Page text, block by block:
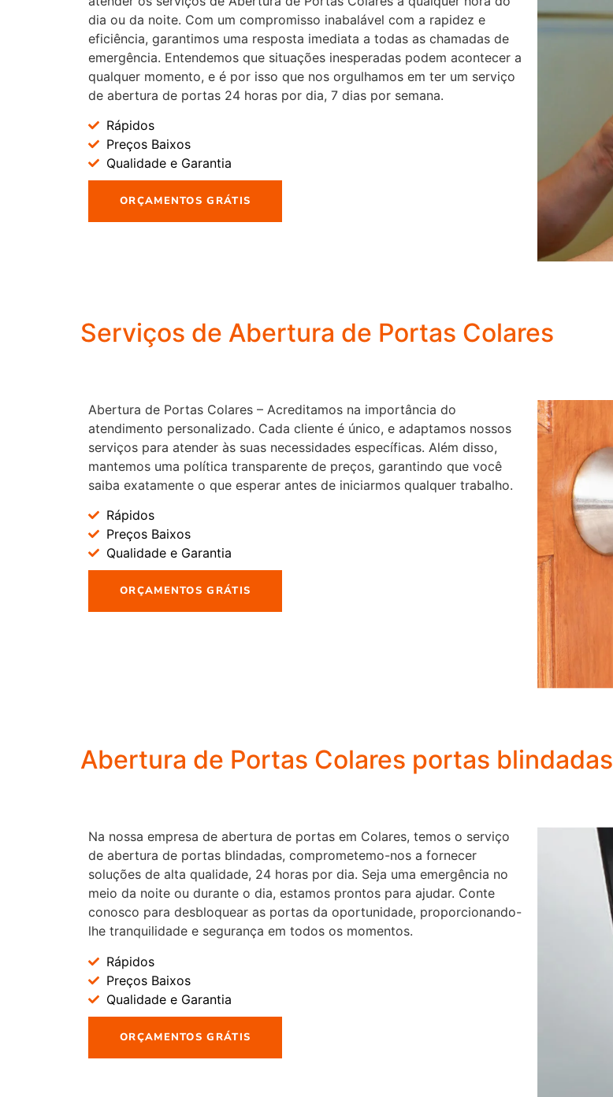
dia ou da noite. Com um compromisso inabalável com a rapidez e
eficiência, garantimos uma resposta imediata a todas as chamadas de
emergência. Entendemos que situações inesperadas podem acontecer a
qualquer momento, e é por isso que nos orgulhamos em ter um serviço
de abertura de portas 24 horas por dia, 7 dias por semana.
Rápidos
Preços Baixos
Qualidade e Garantia
ORÇAMENTOS GRÁTIS
Serviços de Abertura de Portas Colares
Abertura de Portas Colares – Acreditamos na importância do
atendimento personalizado. Cada cliente é único, e adaptamos nossos
serviços para atender às suas necessidades específicas. Além disso,
mantemos uma política transparente de preços, garantindo que você
saiba exatamente o que esperar antes de iniciarmos qualquer trabalho.
Rápidos
Preços Baixos
Qualidade e Garantia
ORÇAMENTOS GRÁTIS
Abertura de Portas Colares portas blindadas
Na nossa empresa de abertura de portas em Colares, temos o serviço
de abertura de portas blindadas, comprometemo-nos a fornecer
soluções de alta qualidade, 24 horas por dia. Seja uma emergência no
meio da noite ou durante o dia, estamos prontos para ajudar. Conte
conosco para desbloquear as portas da oportunidade, proporcionando-
lhe tranquilidade e segurança em todos os momentos.
Rápidos
Preços Baixos
Qualidade e Garantia
ORÇAMENTOS GRÁTIS